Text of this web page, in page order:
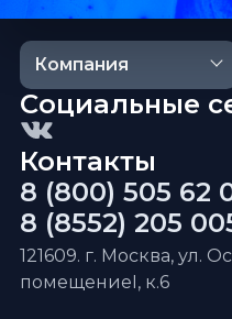
Компания
Контакты
8 (800) 505 62
8 (8552) 205
121609. г. Москва, ул.
помещениеI, к.6
Социальные